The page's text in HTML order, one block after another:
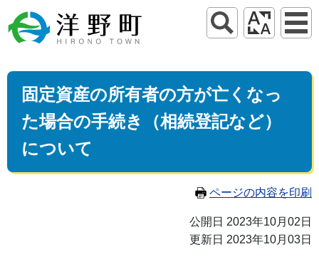
固定資産の所有者の方が亡くなっ
た場合の手続き（相続登記など）
について
ページの内容を印刷
公開日 2023年10月02日
更新日 2023年10月03日